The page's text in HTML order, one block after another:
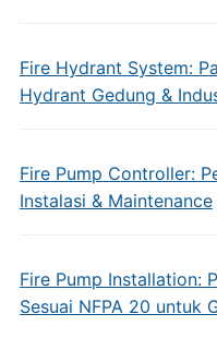
Fire Hydrant System:
Hydrant Gedung &
Fire Pump Controller:
Instalasi & Maintenance
Fire Pump Installation:
Sesuai NFPA 20 untuk